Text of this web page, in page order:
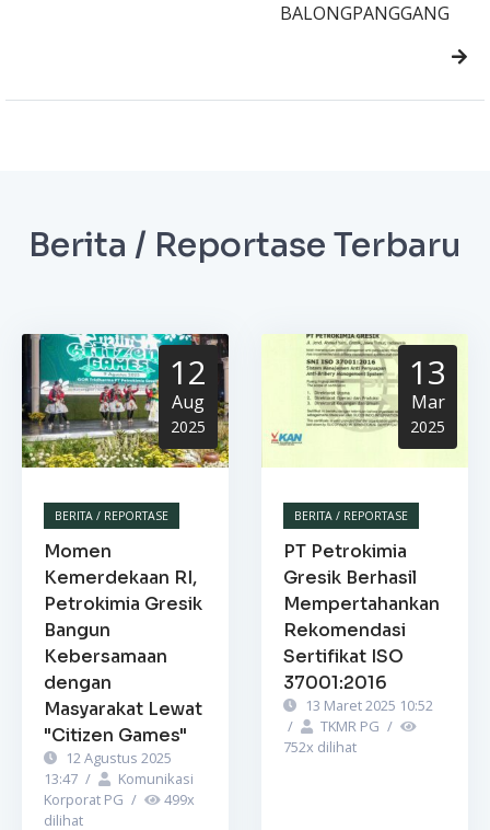
BALONGPANGGANG
Berita / Reportase Terbaru
12
Aug
2025
BERITA / REPORTASE
Momen
Kemerdekaan RI,
Petrokimia Gresik
Bangun
Kebersamaan
dengan
Masyarakat Lewat
"Citizen Games"
12 Agustus 2025
13:47 /
Komunikasi
Korporat PG / 499x
dilihat
13
Mar
2025
BERITA / REPORTASE
PT Petrokimia
Gresik Berhasil
Mempertahankan
Rekomendasi
Sertifikat ISO
37001:2016
13 Maret 2025 10:52
/
TKMR PG /
752x dilihat